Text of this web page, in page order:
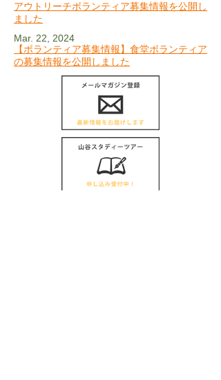
アウトリーチボランティア募集情報を公開し
ました
Mar. 22 , 2024
【ボランティア募集情報】食堂ボランティア
の募集情報を公開しました